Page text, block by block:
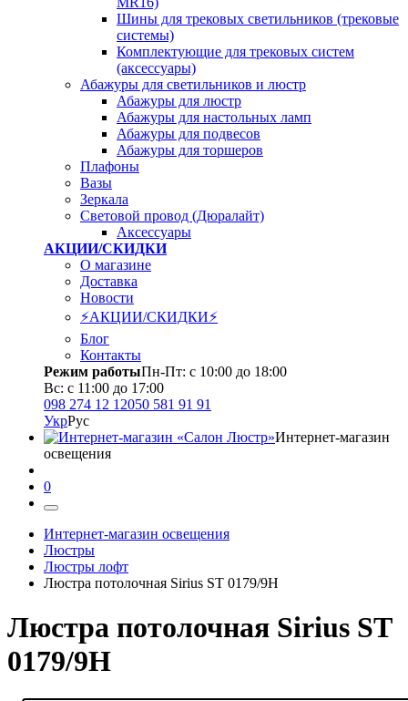
Шины для трековых светильников (трековые
системы)
Комплектующие для трековых систем
(аксессуары)
Абажуры для светильников и люстр
Абажуры для люстр
Абажуры для настольных ламп
Абажуры для подвесов
Абажуры для торшеров
Плафоны
Вазы
Зеркала
Световой провод (Дюралайт)
Аксессуары
АКЦИИ/СКИДКИ
О магазине
Доставка
Новости
⚡АКЦИИ/СКИДКИ⚡
Блог
Контакты
Режим работыПн-Пт: с 10:00 до 18:00
Вс: с 11:00 до 17:00
098 274 12 12050 581 91 91
УкрРус
Интернет-магазин
освещения
0
Интернет-магазин освещения
Люстры
Люстры лофт
Люстра потолочная Sirius ST 0179/9Н
Люстра потолочная Sirius ST
0179/9Н